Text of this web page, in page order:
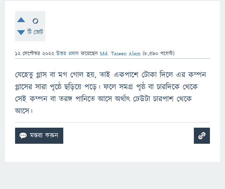
0
টি ভোট
12 সেপ্টেম্বর 2022 উত্তর প্রদান করেছেন Md. Taseen Alam (8,590 পয়েন্ট)
যেহেতু গ্লাস বা মগ গোল হয়, তাই একপাশে টোকা দিলে এর কম্পন
গ্লাসের সারা পৃষ্ঠে ছড়িয়ে পড়ে। ফলে সমগ্র পৃষ্ঠ বা চারদিকে থেকে
সেই কম্পন বা তরঙ্গ পানিতে আসে অর্থাৎ ঢেউটা চারপাশ থেকে
আসে।